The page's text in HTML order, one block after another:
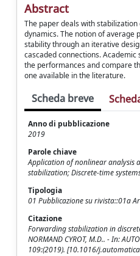
Abstract
The paper deals with
dynamics. The notion of average
stability through an iterative
cascaded connections.
the performances and compare
one available in the literature.
Scheda breve
Anno di pubblicazione
2019
Parole chiave
Application of nonlinear analysis
stabilization; Discrete-time
Tipologia
01 Pubblicazione su rivista::01a
Citazione
Forwarding stabilization in
NORMAND CYROT, M.D.. - In:
109:(2019). [10.1016/